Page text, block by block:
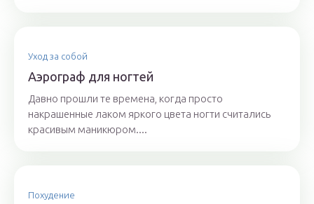
Уход за собой
Аэрограф для ногтей
Давно прошли те времена, когда просто
накрашенные лаком яркого цвета ногти считались
красивым маникюром....
Похудение